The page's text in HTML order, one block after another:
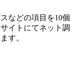
などの項目を10個
イトにてネット調
す。